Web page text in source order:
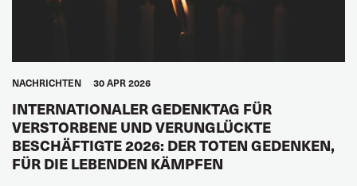
NACHRICHTEN 30 APR 2026
INTERNATIONALER GEDENKTAG FÜR
VERSTORBENE UND VERUNGLÜCKTE
BESCHÄFTIGTE 2026: DER TOTEN GEDENKEN,
FÜR DIE LEBENDEN KÄMPFEN